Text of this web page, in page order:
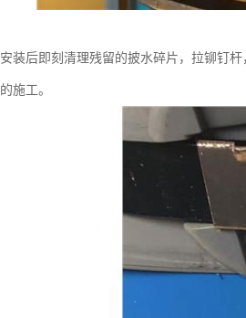
安装后即刻清理残留的披水碎片，拉铆钉
的施工。